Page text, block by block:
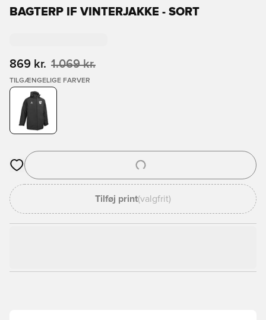
BAGTERP IF VINTERJAKKE - SORT
869 kr. 1.069 kr.
TILGÆNGELIGE FARVER
Åbner en Modal til at logge ind eller tilmelde dig som medlem
Tilføj print(valgfrit)